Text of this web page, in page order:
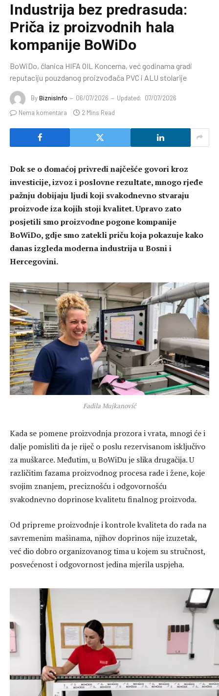
Industrija bez predrasuda:
Priča iz proizvodnih hala
kompanije BoWiDo
BoWiDo, članica HIFA OIL Koncerna, već godinama gradi
reputaciju pouzdanog proizvođača PVC i ALU stolarije
ByBiznisInfo 06/07/2026 Updated: 07/07/2026
Nema komentara
2 Mins Read
Dok se o domaćoj privredi najčešće govori kroz
investicije, izvoz i poslovne rezultate, mnogo rjeđe
pažnju dobijaju ljudi koji svakodnevno stvaraju
proizvode iza kojih stoji kvalitet. Upravo zato
posjetili smo proizvodne pogone kompanije
BoWiDo, gdje smo zatekli priču koja pokazuje kako
danas izgleda moderna industrija u Bosni i
Hercegovini.
Fadila Mujkanović
Kada se pomene proizvodnja prozora i vrata, mnogi će i
dalje pomisliti da je riječ o poslu rezervisanom isključivo
za muškarce. Međutim, u BoWiDu je slika drugačija. U
različitim fazama proizvodnog procesa rade i žene, koje
svojim znanjem, preciznošću i odgovornošću
svakodnevno doprinose kvalitetu finalnog proizvoda.
Od pripreme proizvodnje i kontrole kvaliteta do rada na
savremenim mašinama, njihov doprinos nije izuzetak,
već dio dobro organizovanog tima u kojem su stručnost,
posvećenost i odgovornost jedina mjerila uspjeha.